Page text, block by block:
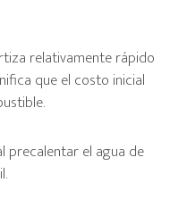
relativamente rápido
que el costo inicial
precalentar el agua de